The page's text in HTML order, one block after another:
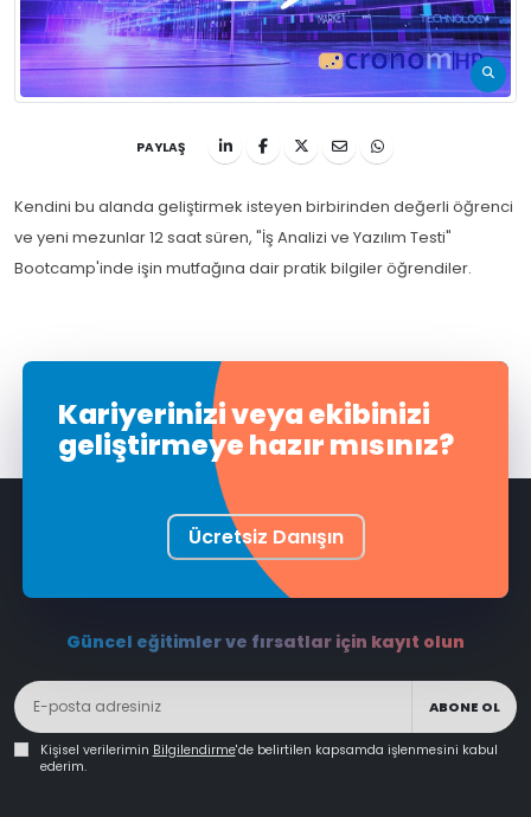
PAYLAŞ
Kendini bu alanda geliştirmek isteyen birbirinden değerli öğrenci
ve yeni mezunlar 12 saat süren, "İş Analizi ve Yazılım Testi"
Bootcamp'inde işin mutfağına dair pratik bilgiler öğrendiler.
Kariyerinizi veya ekibinizi
geliştirmeye hazır mısınız?
Ücretsiz Danışın
Güncel eğitimler ve fırsatlar için kayıt olun
ABONE OL
Kişisel verilerimin Bilgilendirme'de belirtilen kapsamda işlenmesini kabul
ederim.